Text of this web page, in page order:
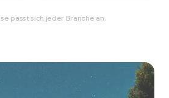
passt sich jeder Branche an.